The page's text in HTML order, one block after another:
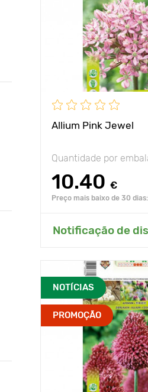
Allium Pink Jewel
Quantidade por
10.40 €
Preço mais baixo de 30
Notificação de
Espacement
Position
Résistance au gel
Adicionar ao
NOTÍCIAS
PROMOÇÃO
Avantages
Hauteur
Espacement
Position
Résistance au gel